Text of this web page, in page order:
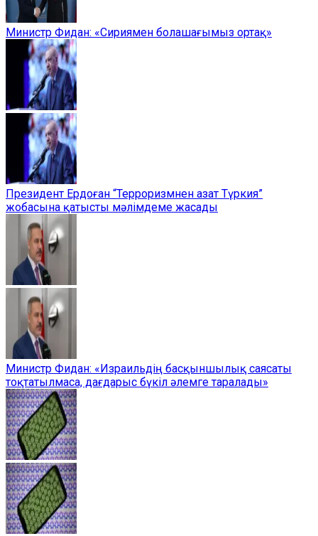
Министр Фидан: «Сириямен болашағымыз ортақ»
Президент Ердоған “Терроризмнен азат Түркия”
жобасына қатысты мәлімдеме жасады
Министр Фидан: «Израильдің басқыншылық саясаты
тоқтатылмаса, дағдарыс бүкіл әлемге таралады»